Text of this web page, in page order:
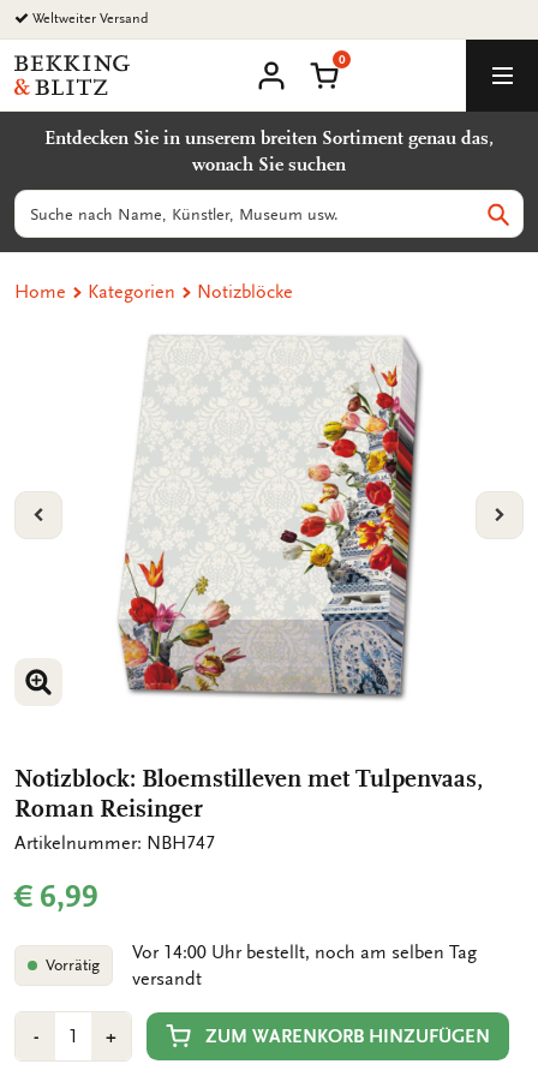
Zurück
zum
Inhalt
Weltweiter Versand
Bekking
&
Uitgevers
Warenkorb
0
Entdecken Sie in unserem breiten Sortiment genau das,
wonach Sie suchen
Suchen
Home Kategorien Notizblöcke
VORIGE
BILD VERGRÖSSERN
BILD VERGRÖSSERN
Notizblock: Bloemstilleven met Tulpenvaas,
Roman Reisinger
Artikelnummer: NBH747
€ 6,99
Vorrätig
Vor 14:00 Uhr bestellt, noch am selben Tag
versandt
-Min
1
Anzahl
+Plus
1
ZUM WARENKORB HINZUFÜGEN